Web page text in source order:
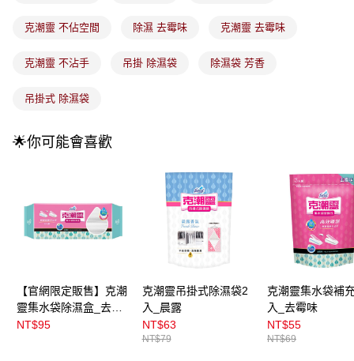
法說明評估內容。
醒簡訊。
帳／街口支付／iPASS MONEY」等通路繳費。
1.本服務係由「台灣大哥大股份有限公司」（以下簡稱本公司）所提供，讓
用戶於交易時，得透過本服務購買商品或服務，並由商店將買賣／分期付款
2.基於同意付款使用「大哥付你分期」之契約關係目的，商店將以您的個人
資料（包含姓名、電話或地址）提供予台灣大哥大進項蒐集、處理及利用，
由本公司與您本人進行分期帳單所需資料之確認、核對及更正。
3.完整用戶服務條款，請詳閱以下連結：https://oppay.tw/userRule
付款後全家取貨
每筆NT$100，滿NT$899(含以上)免運費
每筆NT$100，滿NT$899(含以上)免運費
付款後7-11取貨
每筆NT$100，滿NT$899(含以上)免運費
宅配(離島)
每筆NT$300，滿NT$3,000(含以上)免運費
付款後門市自取
每筆NT$100，滿NT$399(含以上)免運費
克潮靈 不佔空間 除濕 去霉味 克潮靈 去霉味
克潮靈 不沾手 吊掛 除濕袋 除濕袋 芳香
吊掛式 除濕袋
🌟你可能會喜歡
【官網限定販售】克潮
靈集水袋除濕盒_去霉
味
NT$95
克潮靈吊掛式除濕袋2
入_晨露
NT$63
NT$79
克潮靈集水袋補
入_去霉味
NT$55
NT$69